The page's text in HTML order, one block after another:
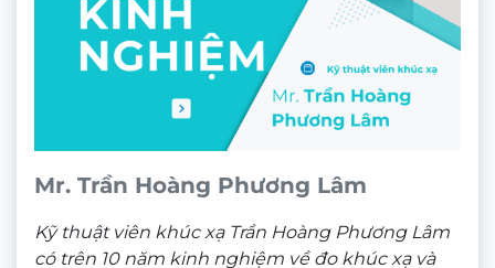
Mr. Trần Hoàng Phương Lâm
Kỹ thuật viên khúc xạ Trần Hoàng Phương Lâm
có trên 10 năm kinh nghiệm về đo khúc xạ và